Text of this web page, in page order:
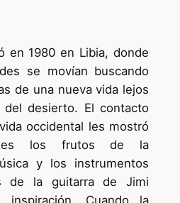
en 1980 en Libia, donde
se movían buscando
de una nueva vida lejos
del desierto. El contacto
occidental les mostró
los frutos de la
y los instrumentos
de la guitarra de Jimi